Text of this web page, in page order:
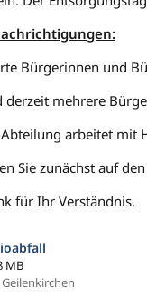
Bürgerinnen und
derzeit mehrere
Abteilung arbeitet mit
Sie zunächst auf
für Ihr Verständnis.
MB